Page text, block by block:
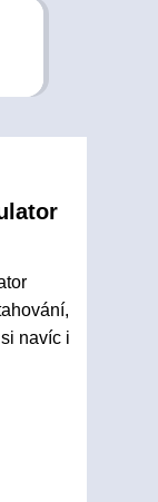
navíc i